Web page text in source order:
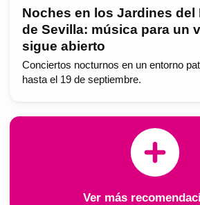
Noches en los Jardines del
de Sevilla: música para un
sigue abierto
Conciertos nocturnos en un entorno
hasta el 19 de septiembre.
Ver más